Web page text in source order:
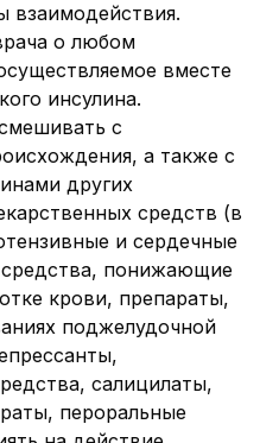
взаимодействия.
о любом
вместе
инсулина.
с
а также с
других
средств (в
и сердечные
средства, понижающие
крови, препараты,
поджелудочной
салицилаты,
пероральные